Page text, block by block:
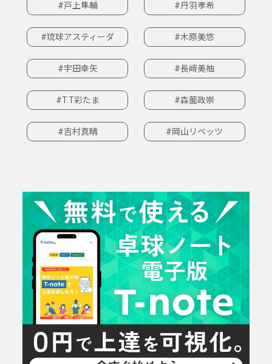
#戸上隼輔 #丹羽孝希
#琉球アスティーダ #木原美悠
#宇田幸矢 #長﨑美柚
#T.T彩たま #森薗政崇
#吉村真晴 #岡山リベッツ